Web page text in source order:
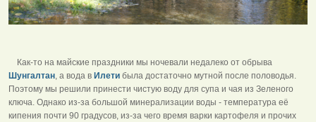
Как-то на майские праздники мы ночевали недалеко от обрыва
Шунгалтан, а вода в Илети была достаточно мутной после половодья.
Поэтому мы решили принести чистую воду для супа и чая из Зеленого
ключа. Однако из-за большой минерализации воды - температура её
кипения почти 90 градусов, из-за чего время варки картофеля и прочих